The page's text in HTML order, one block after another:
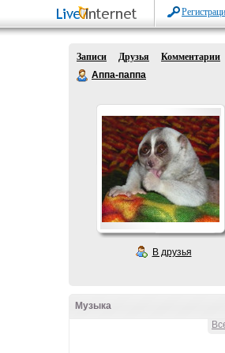
Записи Друзья
Комментарии
Аппа-паппа
В друзья
Музыка